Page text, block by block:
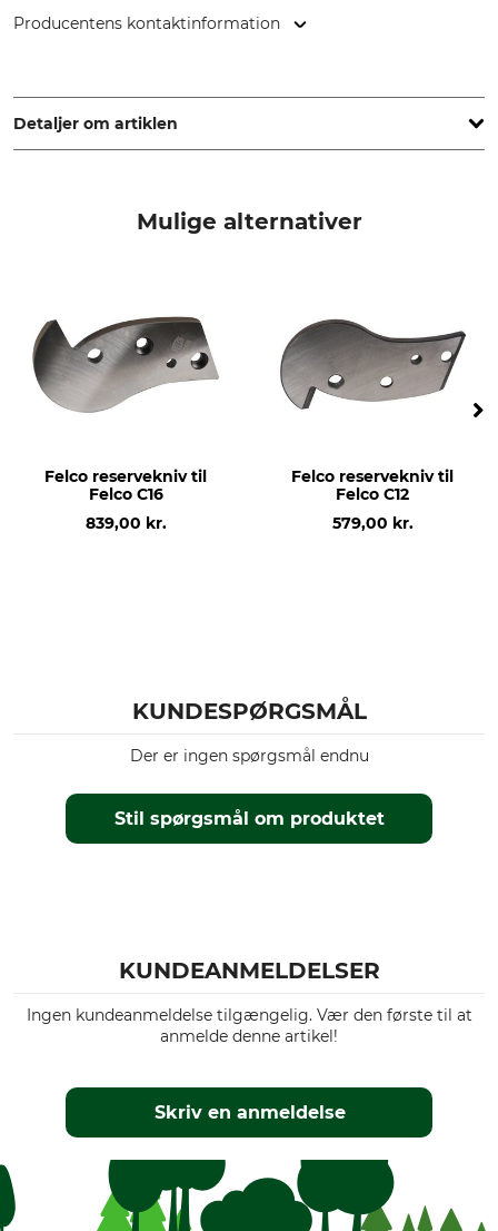
Producentens kontaktinformation
France, www.bahco.com
Detaljer om artiklen
Mulige alternativer
Felco reservekniv til
Felco C16
839,00 kr.
Felco reservekniv til
Felco C12
579,00 kr.
KUNDESPØRGSMÅL
Stil spørgsmål om produktet
Der er ingen spørgsmål endnu
KUNDEANMELDELSER
Ingen kundeanmeldelse tilgængelig. Vær den første til at
anmelde denne artikel!
Skriv en anmeldelse